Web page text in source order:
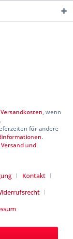
Versandkosten, wenn
für andere
.
Versand und
Kontakt